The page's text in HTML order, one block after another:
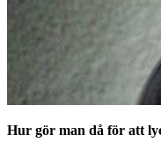
Hur gör man då för att